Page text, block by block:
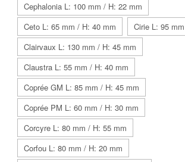
Cephalonia L: 100 mm / H: 22 mm
Ceto L: 65 mm / H: 40 mm
Cirie L: 95
Clairvaux L: 130 mm / H: 45 mm
Claustra L: 55 mm / H: 40 mm
Coprée GM L: 85 mm / H: 45 mm
Coprée PM L: 60 mm / H: 30 mm
Corcyre L: 80 mm / H: 55 mm
Corfou L: 80 mm / H: 20 mm